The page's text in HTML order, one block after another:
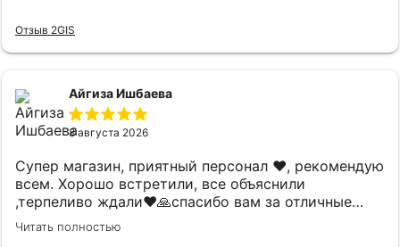
Отзыв 2GIS
Айгиза Ишбаева
8 августа 2026
Супер магазин, приятный персонал ❤️, рекомендую
всем. Хорошо встретили, все объяснили
,терпеливо ждали❤️🙏спасибо вам за отличные
костюмы,прекрасное настроение после посещения
❤️советую всем!
Читать полностью